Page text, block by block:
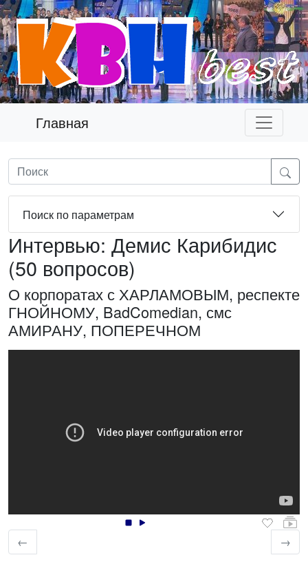
Главная
Поиск по параметрам
Интервью: Демис Карибидис
(50 вопросов)
О корпоратах с ХАРЛАМОВЫМ, респекте
ГНОЙНОМУ, BadComedian, смс
АМИРАНУ, ПОПЕРЕЧНОМ
←
→